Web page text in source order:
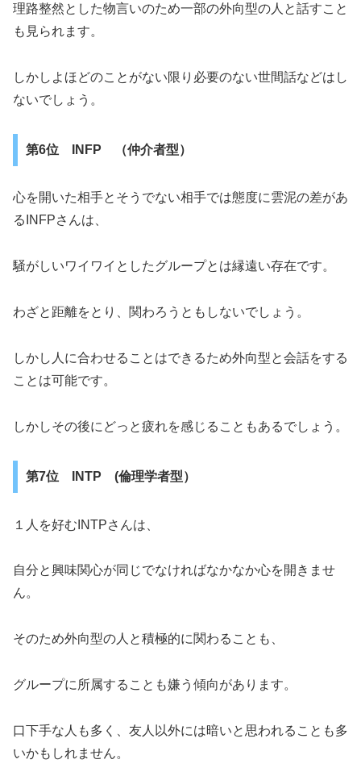
理路整然とした物言いのため一部の外向型の人と話すこと
も見られます。
しかしよほどのことがない限り必要のない世間話などはし
ないでしょう。
第6位 INFP （仲介者型）
心を開いた相手とそうでない相手では態度に雲泥の差があ
るINFPさんは、
騒がしいワイワイとしたグループとは縁遠い存在です。
わざと距離をとり、関わろうともしないでしょう。
しかし人に合わせることはできるため外向型と会話をする
ことは可能です。
しかしその後にどっと疲れを感じることもあるでしょう。
第7位 INTP (倫理学者型）
１人を好むINTPさんは、
自分と興味関心が同じでなければなかなか心を開きませ
ん。
そのため外向型の人と積極的に関わることも、
グループに所属することも嫌う傾向があります。
口下手な人も多く、友人以外には暗いと思われることも多
いかもしれません。